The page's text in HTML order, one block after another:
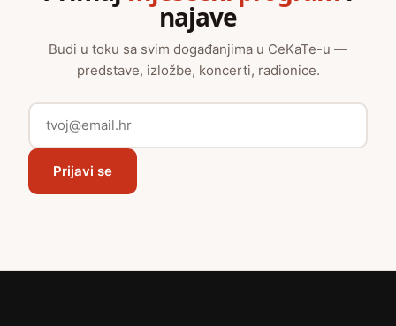
najave
Budi u toku sa svim događanjima u CeKaTe-u —
predstave, izložbe, koncerti, radionice.
Prijavi se